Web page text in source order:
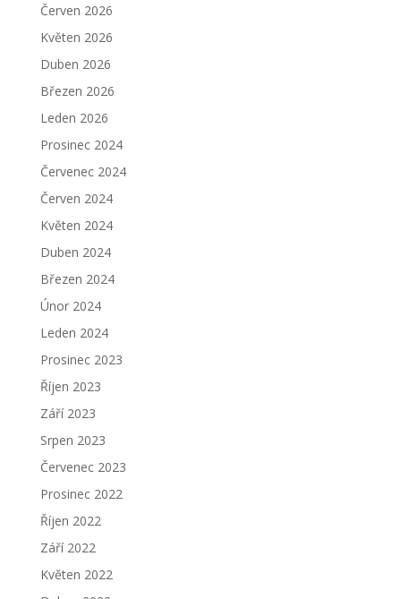
Červen 2026
Květen 2026
Duben 2026
Březen 2026
Leden 2026
Prosinec 2024
Červenec 2024
Červen 2024
Květen 2024
Duben 2024
Březen 2024
Únor 2024
Leden 2024
Prosinec 2023
Říjen 2023
Září 2023
Srpen 2023
Červenec 2023
Prosinec 2022
Říjen 2022
Září 2022
Květen 2022